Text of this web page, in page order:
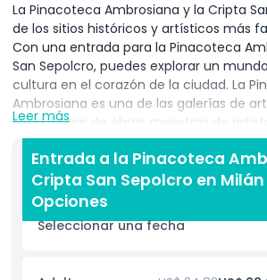
La Pinacoteca Ambrosiana y la Cripta
de los sitios históricos y artísticos más
Con una entrada para la Pinacoteca
San Sepolcro, puedes explorar un
cultura en el corazón de la ciudad. La
Ambrosiana es una de las galerías de
Milán, hogar de obras maestras de
da Vinci, Caravaggio y Rafael. Los
impresionantes pinturas, manuscritos
artefactos históricos que muestran
artística. Una entrada para la
Cripta San Sepolcro también te da
Sepolcro, una joya oculta bajo las calles
uno de los sitios religiosos más
Leer más
Entrada a la Pinacoteca
Cripta San Sepolcro en
Opciones
Seleccionar una fecha